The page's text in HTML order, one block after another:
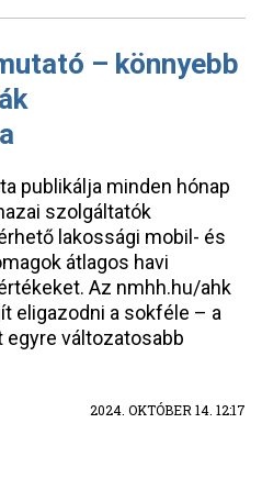
– könnyebb
publikálja minden hónap
szolgáltatók
lakossági mobil- és
átlagos havi
Az nmhh.hu/ahk
eligazodni a sokféle – a
változatosabb
2024. OKTÓBER 14. 12:17